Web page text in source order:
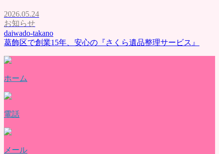
お問い合わせ
2026.05.24
お知らせ
daiwado-takano
葛飾区で創業15年、安心の『さくら遺品整理サービス』
ホーム
電話
メール